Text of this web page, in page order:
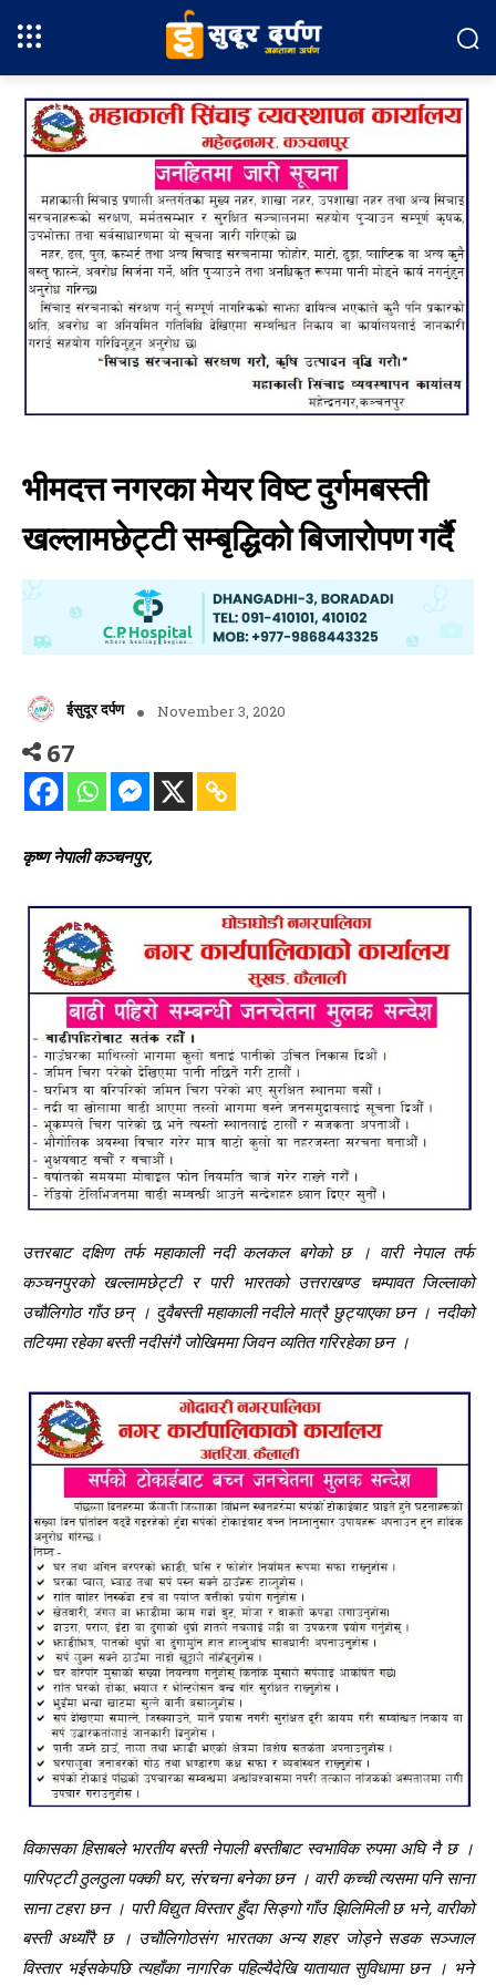
भीमदत्त नगरका मेयर विष्ट दुर्गमबस्ती
खल्लामछेट्टी सम्बृद्धिको बिजारोपण गर्दै
ईसुदूर दर्पण November 3, 2020
67
कृष्ण नेपाली कञ्चनपुर,
उत्तरबाट दक्षिण तर्फ महाकाली नदी कलकल बगेको छ । वारी नेपाल तर्फ
कञ्चनपुरको खल्लामछेट्टी र पारी भारतको उत्तराखण्ड चम्पावत जिल्लाको
उचौलिगोठ गाँउ छन् । दुवैबस्ती महाकाली नदीले मात्रै छुट्याएका छन । नदीको
तटियमा रहेका बस्ती नदीसंगै जोखिममा जिवन व्यतित गरिरहेका छन ।
विकासका हिसाबले भारतीय बस्ती नेपाली बस्तीबाट स्वभाविक रुपमा अघि नै छ ।
पारिपट्टी ठुलठुला पक्की घर, संरचना बनेका छन । वारी कच्ची त्यसमा पनि साना
साना टहरा छन । पारी विद्युत विस्तार हुँदा सिङ्गो गाँउ झिलिमिली छ भने, वारीको
बस्ती अध्याँरै छ । उचौलिगोठसंग भारतका अन्य शहर जोड्ने सडक सञ्जाल
विस्तार भईसकेपछि त्यहाँका नागरिक पहिल्यैदेखि यातायात सुविधामा छन । भने